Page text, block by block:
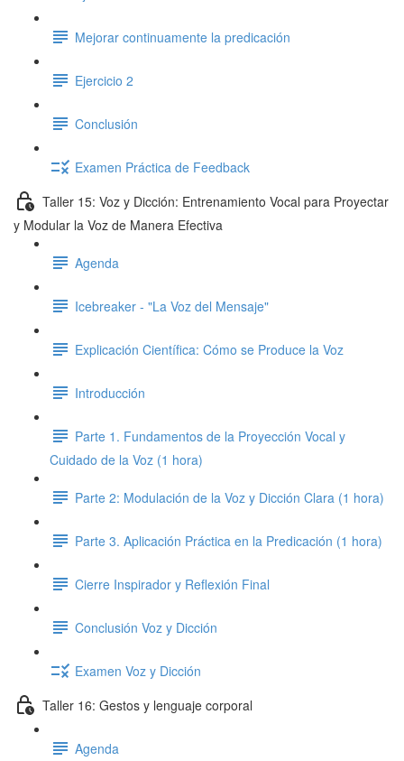
Mejorar continuamente la predicación
Ejercicio 2
Conclusión
Examen Práctica de Feedback
Taller 15: Voz y Dicción: Entrenamiento Vocal para Proyectar
y Modular la Voz de Manera Efectiva
Agenda
Icebreaker - "La Voz del Mensaje"
Explicación Científica: Cómo se Produce la Voz
Introducción
Parte 1. Fundamentos de la Proyección Vocal y
Cuidado de la Voz (1 hora)
Parte 2: Modulación de la Voz y Dicción Clara (1 hora)
Parte 3. Aplicación Práctica en la Predicación (1 hora)
Cierre Inspirador y Reflexión Final
Conclusión Voz y Dicción
Examen Voz y Dicción
Taller 16: Gestos y lenguaje corporal
Agenda